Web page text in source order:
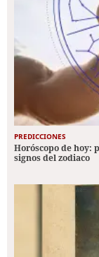
PREDICCIONES
Horóscopo de hoy:
signos del zodiaco